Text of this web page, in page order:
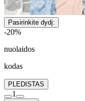
Pasirinkite dydį:
-20%
nuolaidos
kodas
PLEDISTAS
1